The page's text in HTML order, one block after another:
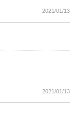
2021/01/13
2021/01/13